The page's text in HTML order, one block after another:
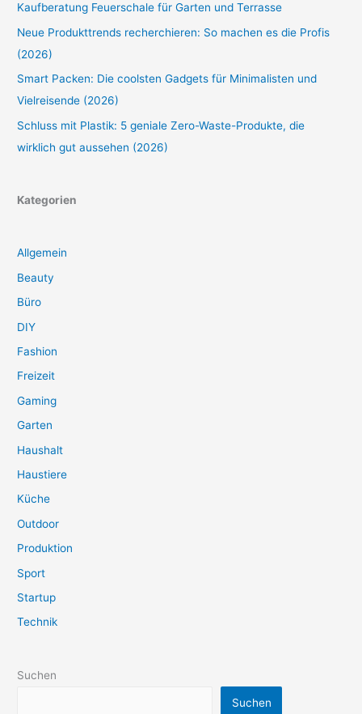
Kaufberatung Feuerschale für Garten und Terrasse
Neue Produkttrends recherchieren: So machen es die Profis
(2026)
Smart Packen: Die coolsten Gadgets für Minimalisten und
Vielreisende (2026)
Schluss mit Plastik: 5 geniale Zero-Waste-Produkte, die
wirklich gut aussehen (2026)
Kategorien
Allgemein
Beauty
Büro
DIY
Fashion
Freizeit
Gaming
Garten
Haushalt
Haustiere
Küche
Outdoor
Produktion
Sport
Startup
Technik
Suchen
Suchen